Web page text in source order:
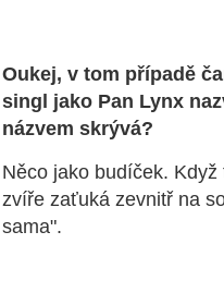
Oukej, v tom případě
singl jako Pan Lynx
názvem skrývá?
Něco jako budíček.
zvíře zaťuká zevnitř na
sama".